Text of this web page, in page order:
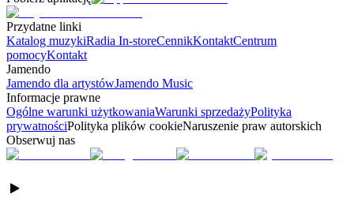
Przydatne linki
Katalog muzykiRadia In-storeCennikKontaktCentrum
pomocyKontakt
Jamendo
Jamendo dla artystówJamendo Music
Informacje prawne
Ogólne warunki użytkowaniaWarunki sprzedażyPolityka
prywatnościPolityka plików cookieNaruszenie praw autorskich
Obserwuj nas